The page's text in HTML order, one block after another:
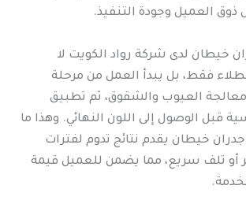
العميل وجودة التنفيذ.
خيطان لدى شركة رواد الكويت لا
فقط، بل يبدأ العمل من مرحلة
العيوب والشقوق، ثم تطبيق
قبل الوصول إلى اللون النهائي. وهذا ما
خيطان يقدم نتائج تدوم لفترات
أو تلف سريع، مما يضمن للعميل قيمة